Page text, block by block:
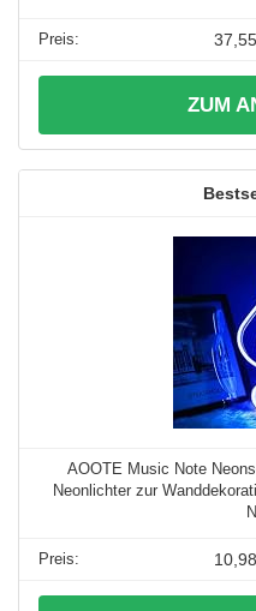
ZUM
AOOTE Music Note
Neonlichter zur